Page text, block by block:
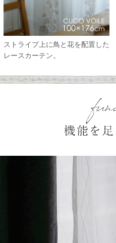
ストライプ上に鳥と花を配置した
レースカーテン。